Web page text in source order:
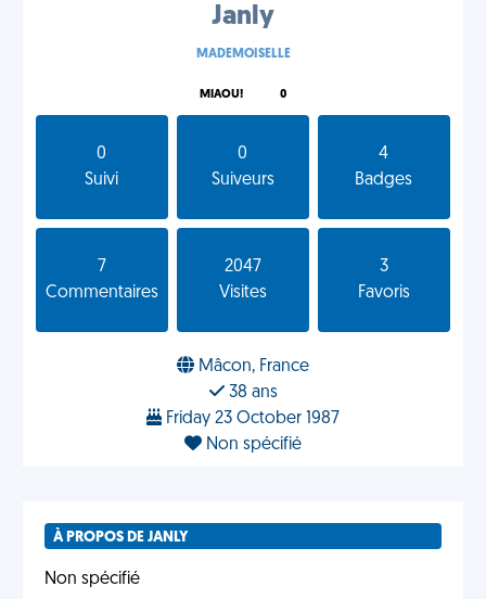
Janly
MADEMOISELLE
MIAOU! 0
0
Suivi
0
Suiveurs
4
Badges
7
Commentaires
2047
Visites
3
Favoris
Mâcon, France
38 ans
Friday 23 October 1987
Non spécifié
À PROPOS DE JANLY
Non spécifié